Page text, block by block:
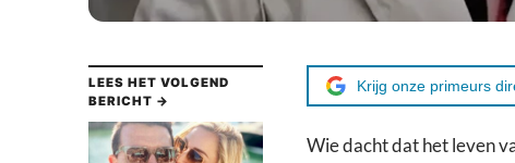
LEES HET VOLGEND
BERICHT →
Krijg onze primeurs
Wie dacht dat het leven